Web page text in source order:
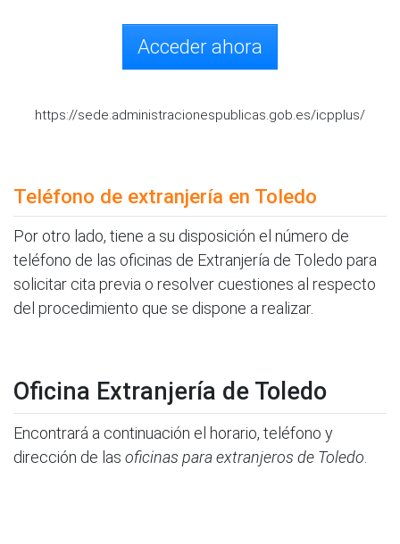
Acceder ahora
https://sede.administracionespublicas.gob.es/icpplus/
Teléfono de extranjería en Toledo
Por otro lado, tiene a su disposición el número de
teléfono de las oficinas de Extranjería de Toledo para
solicitar cita previa o resolver cuestiones al respecto
del procedimiento que se dispone a realizar.
Oficina Extranjería de Toledo
Encontrará a continuación el horario, teléfono y
dirección de las oficinas para extranjeros de Toledo